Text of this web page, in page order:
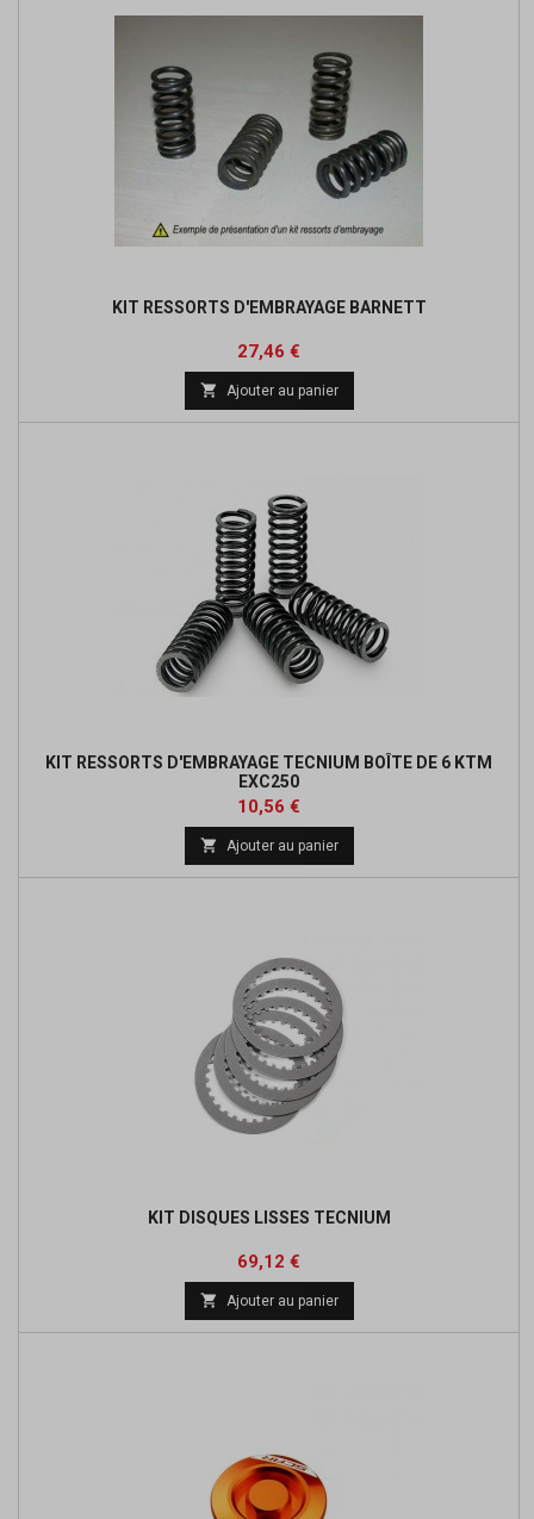
KIT RESSORTS D'EMBRAYAGE BARNETT
Prix
27,46 €
base
 Ajouter au panier
KIT RESSORTS D'EMBRAYAGE TECNIUM BOÎTE DE 6 KTM
EXC250
Prix
10,56 €
base
 Ajouter au panier
KIT DISQUES LISSES TECNIUM
Prix
69,12 €
base
 Ajouter au panier